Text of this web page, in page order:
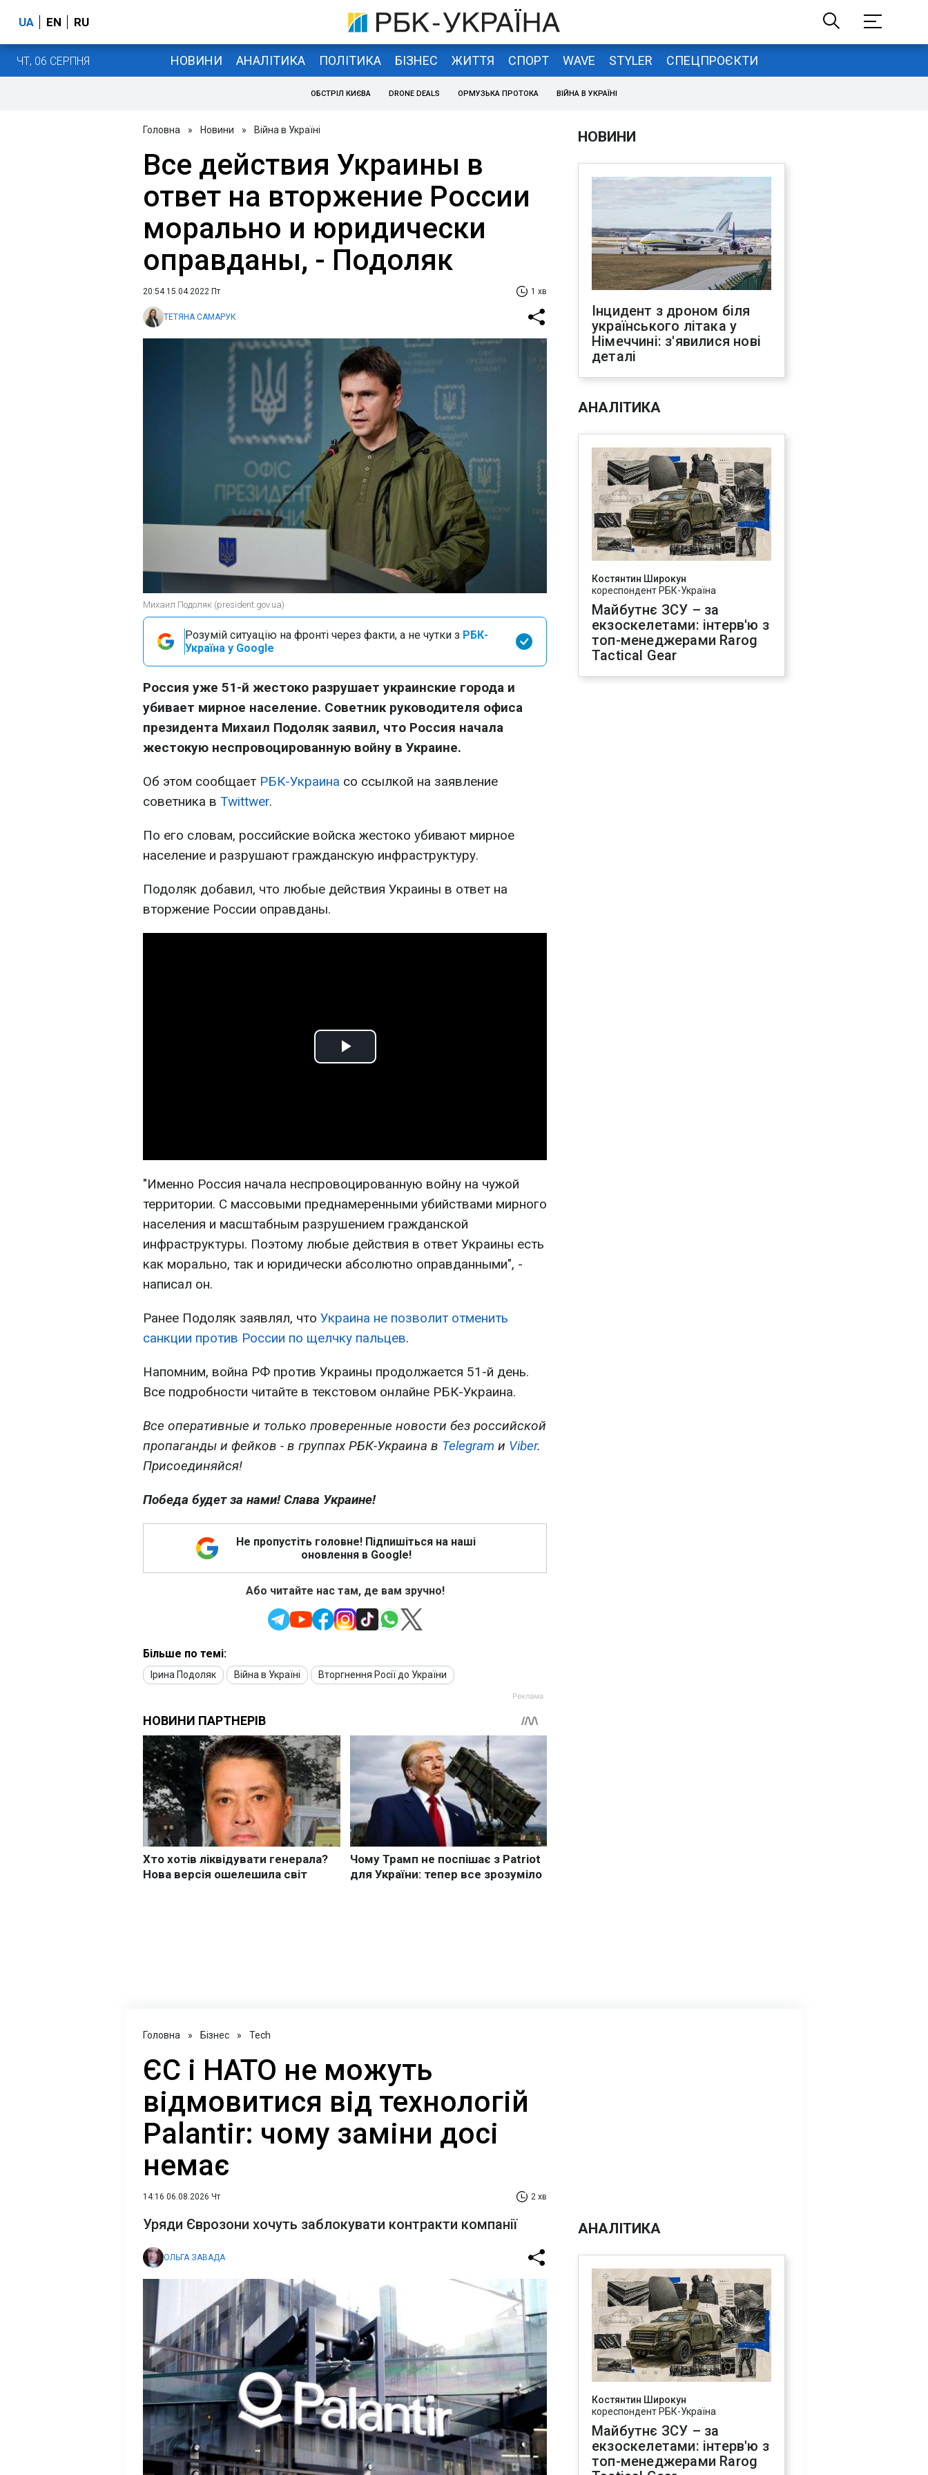
UA EN RU
ЧТ, 06 СЕРПНЯ НОВИНИ АНАЛІТИКА ПОЛІТИКА БІЗНЕС ЖИТТЯ СПОРТ WAVE STYLER СПЕЦПРОЄКТИ
ОБСТРІЛ КИЄВА DRONE DEALS ОРМУЗЬКА ПРОТОКА ВІЙНА В УКРАЇНІ
Головна » Новини » Війна в Україні
Все действия Украины в
ответ на вторжение России
морально и юридически
оправданы, - Подоляк
20:54 15.04.2022 Пт 1 хв
ТЕТЯНА САМАРУК
Михаил Подоляк (president.gov.ua)
Розумій ситуацію на фронті через факти, а не чутки з РБК-
Україна у Google
Россия уже 51-й жестоко разрушает украинские города и
убивает мирное население. Советник руководителя офиса
президента Михаил Подоляк заявил, что Россия начала
жестокую неспровоцированную войну в Украине.
Об этом сообщает РБК-Украина со ссылкой на заявление
советника в Twittwer.
По его словам, российские войска жестоко убивают мирное
население и разрушают гражданскую инфраструктуру.
Подоляк добавил, что любые действия Украины в ответ на
вторжение России оправданы.
Play
"Именно Россия начала неспровоцированную войну на чужой
территории. С массовыми преднамеренными убийствами мирного
населения и масштабным разрушением гражданской
инфраструктуры. Поэтому любые действия в ответ Украины есть
как морально, так и юридически абсолютно оправданными", -
написал он.
Ранее Подоляк заявлял, что Украина не позволит отменить
санкции против России по щелчку пальцев.
Напомним, война РФ против Украины продолжается 51-й день.
Все подробности читайте в текстовом онлайне РБК-Украина.
Все оперативные и только проверенные новости без российской
пропаганды и фейков - в группах РБК-Украина в Telegram и Viber.
Присоединяйся!
Победа будет за нами! Слава Украине!
Не пропустіть головне! Підпишіться на наші
оновлення в Google!
Або читайте нас там, де вам зручно!
Більше по темі:
Ірина Подоляк Війна в Україні Вторгнення Росії до України
НОВИНИ
Інцидент з дроном біля
українського літака у
Німеччині: з'явилися нові
деталі
АНАЛІТИКА
Костянтин Широкун
кореспондент РБК-Україна
Майбутнє ЗСУ – за
екзоскелетами: інтерв'ю з
топ-менеджерами Rarog
Tactical Gear
Головна » Бізнес » Tech
ЄС і НАТО не можуть
відмовитися від технологій
Palantir: чому заміни досі
немає
14:16 06.08.2026 Чт 2 хв
Уряди Єврозони хочуть заблокувати контракти компанії
ОЛЬГА ЗАВАДА
АНАЛІТИКА
Костянтин Широкун
кореспондент РБК-Україна
Майбутнє ЗСУ – за
екзоскелетами: інтерв'ю з
топ-менеджерами Rarog